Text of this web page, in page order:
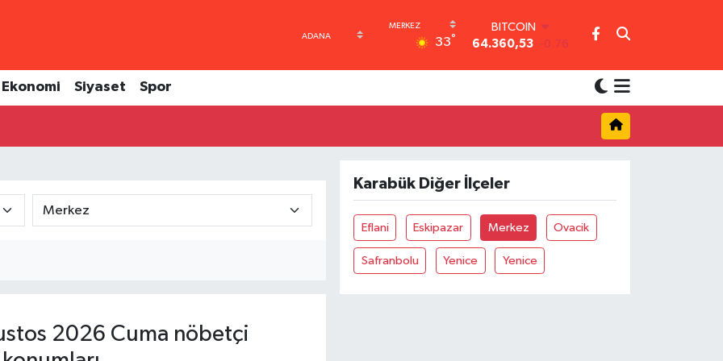
33°
BITCOIN
64.360,53 -0.76
64,2463 0.07
6574.81
13.887 64
Ekonomi Siyaset Spor
2026 Cuma nöbetçi
Karabük Diğer İlçeler
Eflani Eskipazar Merkez Ovacik
Safranbolu Yenice Yenice